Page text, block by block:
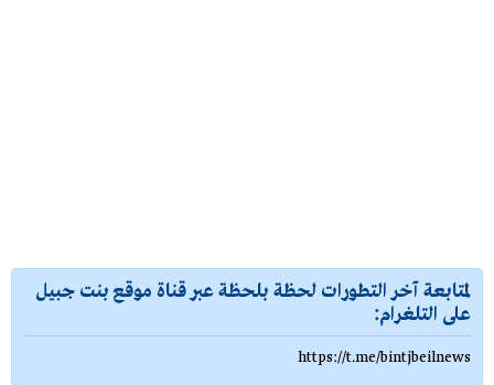
لمتابعة آخر التطورات لحظة بلحظة عبر قناة موقع بنت جبيل
على التلغرام:
https://t.me/bintjbeilnews